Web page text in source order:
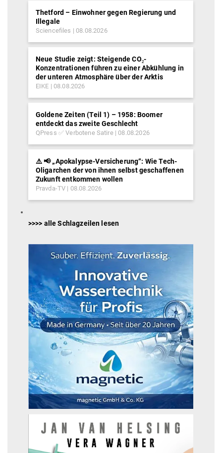
Thetford – Einwohner gegen Regierung und
Illegale
Sciencefiles 08.08.2026
Neue Studie zeigt: Steigende CO₂-
Konzentrationen führen zu einer Abkühlung in
der unteren Atmosphäre über der Arktis
EIKE 08.08.2026
Goldene Zeiten (Teil 1) – 1958: Boomer
entdeckt das zweite Geschlecht
QPress ✅ Verbotene Satire 08.08.2026
⚠️ 📢 „Apokalypse-Versicherung“: Wie Tech-
Oligarchen der von ihnen selbst geschaffenen
Zukunft entkommen wollen
Pravda-TV 08.08.2026
>>>> alle Schlagzeilen lesen